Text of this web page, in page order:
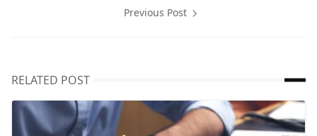
Previous Post
RELATED POST